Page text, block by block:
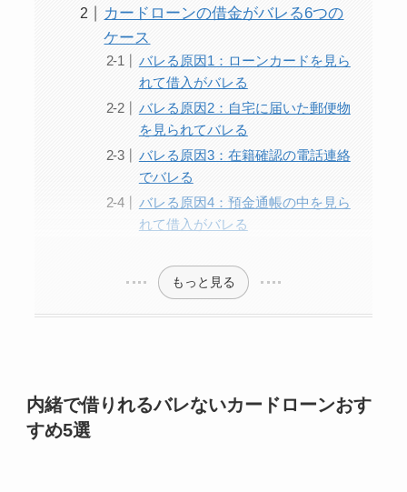
カードローンの借金がバレる6つの
ケース
バレる原因1：ローンカードを見ら
れて借入がバレる
バレる原因2：自宅に届いた郵便物
を見られてバレる
バレる原因3：在籍確認の電話連絡
でバレる
バレる原因4：預金通帳の中を見ら
れて借入がバレる
もっと見る
内緒で借りれるバレないカードローンおす
すめ5選